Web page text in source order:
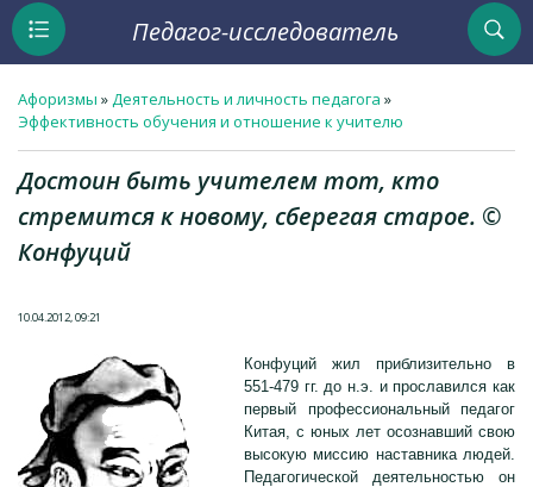
Педагог-исследователь
Афоризмы »Деятельность и личность педагога »
Эффективность обучения и отношение к учителю
Достоин быть учителем тот, кто
стремится к новому, сберегая старое. ©
Конфуций
10.04.2012, 09:21
Конфуций жил приблизительно в
551-479 гг. до н.э. и прославился как
первый профессиональный педагог
Китая, с юных лет осознавший свою
высокую миссию наставника людей.
Педагогической деятельностью он